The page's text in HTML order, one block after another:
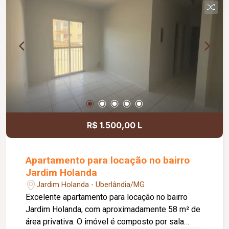
proporcionando mais praticidade e conforto para
a equipe. Para completar, dispõe de 3 vagas de
garagem, oferecendo comodidade para
colaboradores, clientes e fornecedores. Uma
excelente oportunidade para quem busca um
imóvel versátil, bem localizado e pronto para
receber sua empresa.
R$ 1.500,00 L
Apartamento para locação no bairro
Jardim Holanda
Jardim Holanda - Uberlândia/MG
Excelente apartamento para locação no bairro
Jardim Holanda, com aproximadamente 58 m² de
área privativa. O imóvel é composto por sala